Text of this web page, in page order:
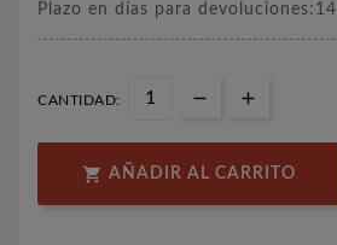
Plazo en días para devoluciones:14
CANTIDAD:
 AÑADIR AL CARRITO